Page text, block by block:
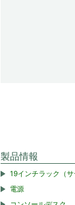
製品情報
19インチラック（サ
電源